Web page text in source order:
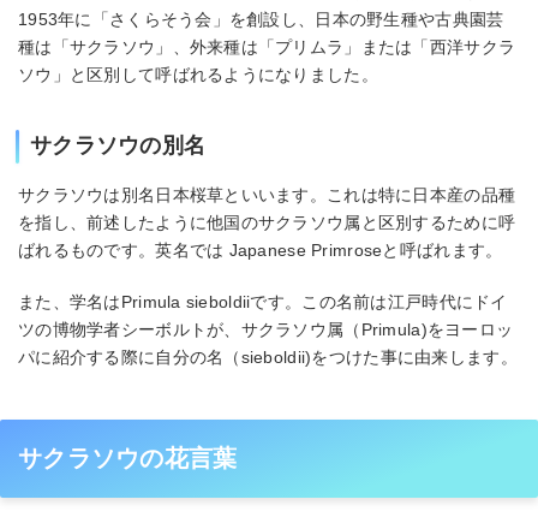
1953年に「さくらそう会」を創設し、日本の野生種や古典園芸
種は「サクラソウ」、外来種は「プリムラ」または「西洋サクラ
ソウ」と区別して呼ばれるようになりました。
サクラソウの別名
サクラソウは別名日本桜草といいます。これは特に日本産の品種
を指し、前述したように他国のサクラソウ属と区別するために呼
ばれるものです。英名では Japanese Primroseと呼ばれます。
また、学名はPrimula sieboldiiです。この名前は江戸時代にドイ
ツの博物学者シーボルトが、サクラソウ属（Primula)をヨーロッ
パに紹介する際に自分の名（sieboldii)をつけた事に由来します。
サクラソウの花言葉